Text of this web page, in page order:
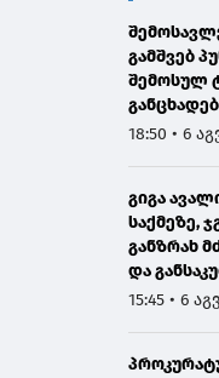
გამშვებ
შემოსულ
18:50 • 6
გიგა
საქმეზე,
განზრახ
და
15:45 • 6